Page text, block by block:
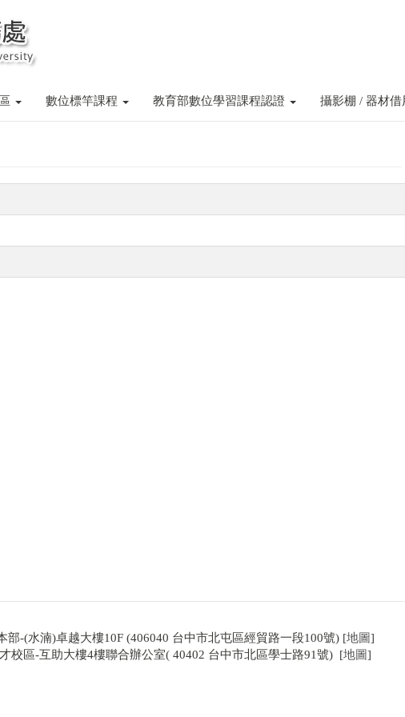
數位標竿課程 教育部數位學習課程認證 攝影棚 / 器材借
部-(水湳)卓越大樓10F (406040 台中市北屯區經貿路一段100號) [地圖]
校區-互助大樓4樓聯合辦公室( 40402 台中市北區學士路91號) [地圖]